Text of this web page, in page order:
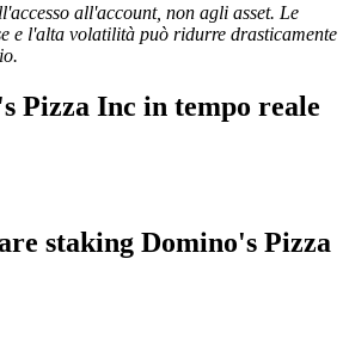
all'account, non agli asset. Le
e l'alta volatilità può ridurre drasticamente
Pizza Inc in tempo reale
staking Domino's Pizza